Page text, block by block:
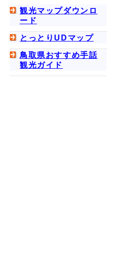
観光マップダウンロ
ード
とっとりUDマップ
鳥取県おすすめ手話
観光ガイド